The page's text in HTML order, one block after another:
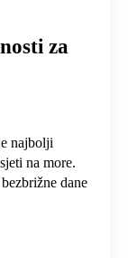
za
najbolji
na more.
dane